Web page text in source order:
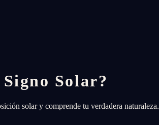
Solar?
solar y comprende tu verdadera naturaleza.